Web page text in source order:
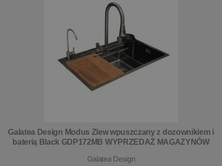
Galatea Design Modus Zlew wpuszczany z dozownikiem i
baterią Black GDP172MB WYPRZEDAŻ MAGAZYNÓW
Galatea Design